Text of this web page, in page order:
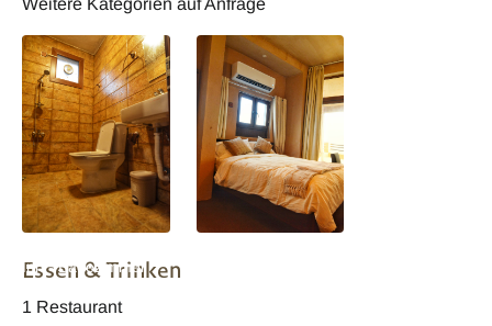
Inn - Badezimmer
Essen & Trinken
1 Restaurant